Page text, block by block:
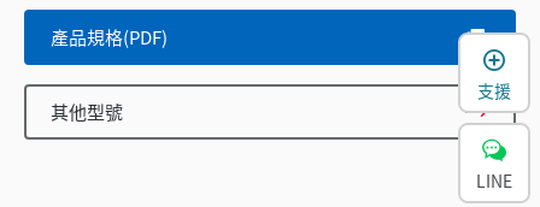
產品規格(PDF)
其他型號
支援
LINE